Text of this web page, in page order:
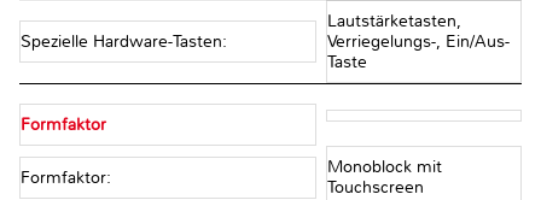
Spezielle Hardware-Tasten:
Lautstärketasten,
Verriegelungs-, Ein/Aus-
Taste
Formfaktor
Formfaktor:
Monoblock mit
Touchscreen